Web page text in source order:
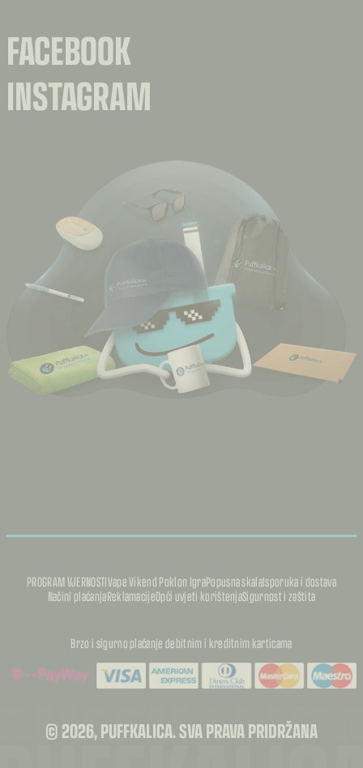
FACEBOOK
INSTAGRAM
PROGRAM VJERNOSTIVape Vikend Poklon IgraPopusna skalaIsporuka i dostava
Načini plaćanjaReklamacijeOpći uvjeti korištenjaSigurnost i zaštita
Brzo i sigurno plaćanje debitnim i kreditnim karticama
© 2026, PUFFKALICA. SVA PRAVA PRIDRŽANA